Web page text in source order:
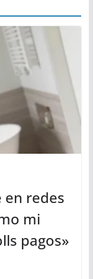
en redes
mi
pagos»